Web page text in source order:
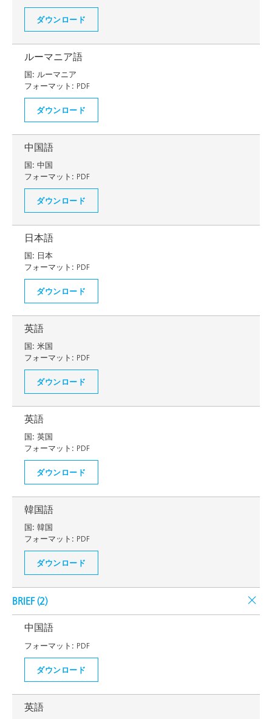
ダウンロード
ルーマニア語
国: ルーマニア
フォーマット: PDF
ダウンロード
中国語
国: 中国
フォーマット: PDF
ダウンロード
日本語
国: 日本
フォーマット: PDF
ダウンロード
英語
国: 米国
フォーマット: PDF
ダウンロード
英語
国: 英国
フォーマット: PDF
ダウンロード
韓国語
国: 韓国
フォーマット: PDF
ダウンロード
BRIEF (2)
中国語
フォーマット: PDF
ダウンロード
英語